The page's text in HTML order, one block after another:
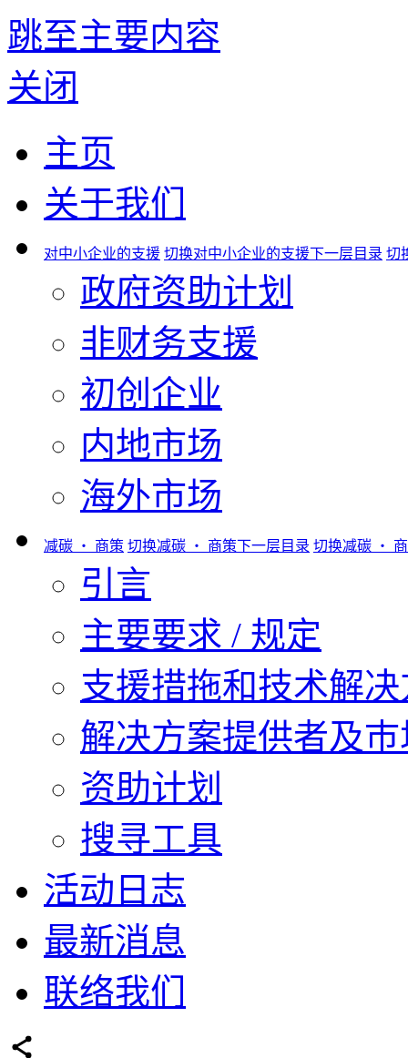
跳至主要内容
关闭
主页
关于我们
对中小企业的支援 切换对中小企业的支援下一层目录 切
政府资助计划
非财务支援
初创企业
内地市场
海外市场
减碳 ‧ 商策 切换减碳 ‧ 商策下一层目录 切换减碳 ‧
引言
主要要求 / 规定
支援措拖和技术解
解决方案提供者及
资助计划
搜寻工具
活动日志
最新消息
联络我们